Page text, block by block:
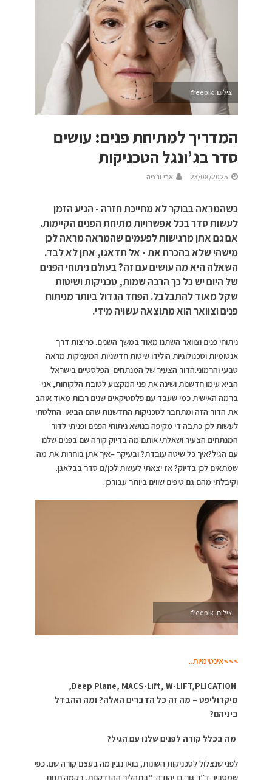
צילום: freepik
המדריך למתיחת פנים: עושים
סדר בג’ונגל הטכניקות
23/08/2025 אבי ונציה
כשהמראה בבוקר לא מחייכת חזרה - הגיע הזמן
לעשות סדר בכל אפשרויות מתיחת הפנים הקיימות.
אם גם אתן מרגישות לפעמים שהמראה מראה לכן
מישהי שלא בהכרח את - אל תדאגו, אתן לא לבד.
השאלה היא מה עושים עם זה? בעולם ניתוחי הפנים
של היום יש כל כך הרבה שמות, טכניקות ושיטות
שקל מאוד להתבלבל. הפחד הגדול ביותר מניתוח
פנים וצוואר הוא מתוצאה עשויה מידי.
ניתוחי פנים וצוואר השתנו מאוד במשך השנים. פריצות דרך
אנטומיות וטכנולוגיות הולידו שיטות חדשניות המעניקות מראה
טבעי והרמוני.הדור הצעיר של המנתחים הפלסטיים בישראל
הביא עימו חדשנות ושינה את פני המקצוע לטובת הלקוחות, אני
ברמה האישית כמי שעבד עם פלסטיקאים שנים רבות מאוד אוהב
את הדור הזה ומתחבר לטכניקות החדשנות שהם הביאו. החלטתי
לעשות לכן כתבה די מקיפה בנושא ניתוחי הפנים ופניתי לדור
המנתחים הצעיר ושאלתי אותם מה בדיוק קורה שם בפנים שלנו
עם הגיל?איך כל שיטה עובדת? ובעיקר –איך אתן בוחרות את מה
שמתאים לכן בדיוק? אז יצאתי לעשות לכן/ם סדר בבלאגן.
וקיבלתי מהם גם טיפים שווים ביותר עבורכן.
צילום: freepik
>>>אינטימיות..
,PLICATION
,
מיקרוליפט – מה זה כל הדברים האלה? ומה ההבדל
ביניהם?
מה בכלל קורה לפנים שלנו עם הגיל?
לפני שנצלול לטכניקות השונות, בואו נבין מה בעצם קורה שם. כפי
שמסביר ד”ר גור בן יהודה: “בתהליך ההזדקנות, רקמה תחת